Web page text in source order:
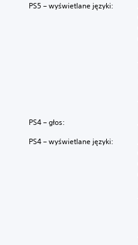
PS5 – wyświetlane języki:
PS4 – głos:
PS4 – wyświetlane języki: